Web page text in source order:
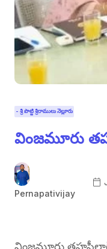
- శ్రీ పొట్టి శ్రీరాములు నెల్లూరు
వింజమూరు
Pernapativijay
వింజమూరు